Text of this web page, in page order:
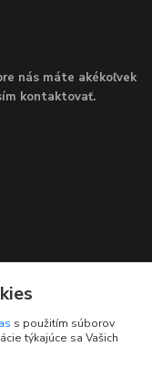
nás máte akékoľvek
kontaktovať.
s použitím súborov
týkajúce sa Vašich